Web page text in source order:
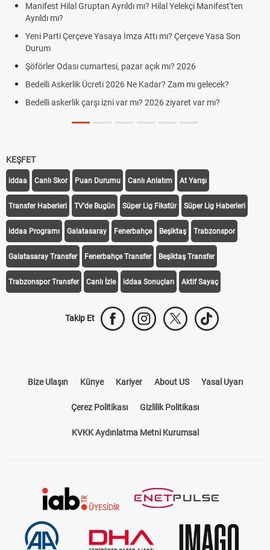
Gruptan Ayrıldı mı? Hilal Yelekçi Manifest'ten
Yasaya İmza Attı mı? Çerçeve Yasa Son
cumartesi, pazar açık mı? 2026
Ücreti 2026 Ne Kadar? Zam mı gelecek?
çarşı izni var mı? 2026 ziyaret var mı?
Kuyumcular
Hafta
KEŞFET
iddaa Canlı Skor Puan Durumu Canlı Anlatım At Yarışı
Transfer Haberleri TV'de Bugün Süper Lig Fikstür Süper Lig Haberleri
iddaa Programı Galatasaray Fenerbahçe Beşiktaş Trabzonspor
Galatasaray Transfer Fenerbahçe Transfer Beşiktaş Transfer
Trabzonspor Transfer Canlı İzle iddaa Sonuçları Aktif Sayaç